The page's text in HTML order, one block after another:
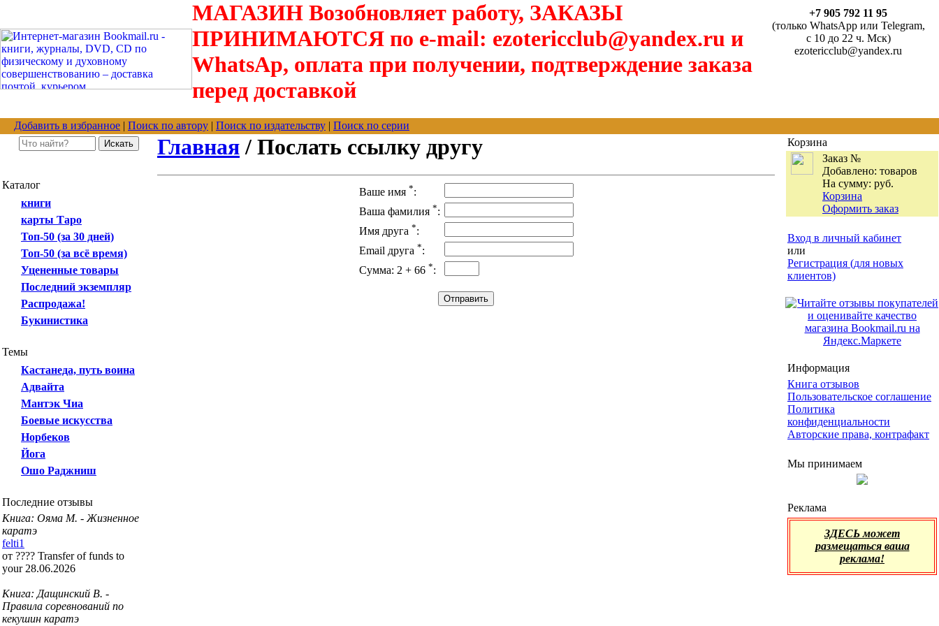
МАГАЗИН Возобновляет работу, ЗАКАЗЫ
ПРИНИМАЮТСЯ по e-mail: ezotericclub@yandex.ru и
WhatsAp, оплата при получении, подтверждение заказа
перед доставкой
+7 905 792 11 95
(только WhatsApp или Telegram,
с 10 до 22 ч. Мск)
ezotericclub@yandex.ru
Добавить в избранное | Поиск по автору | Поиск по издательству | Поиск по серии
Каталог
книги
карты Таро
Топ-50 (за 30 дней)
Топ-50 (за всё время)
Уцененные товары
Последний экземпляр
Распродажа!
Букинистика
Темы
Кастанеда, путь воина
Адвайта
Мантэк Чиа
Боевые искусства
Норбеков
Йога
Ошо Раджниш
Последние отзывы
Книга: Ояма М. - Жизненное
каратэ
felti1
от ???? Transfer of funds to
your 28.06.2026
Книга: Дащинский В. -
Правила соревнований по
кекушин каратэ
Главная / Послать ссылку другу
Ваше имя *:
Ваша фамилия *:
Имя друга *:
Email друга *:
Сумма: 2 + 66 *:
Корзина
Заказ №
Добавлено: товаров
На сумму: руб.
Корзина
Оформить заказ
Вход в личный кабинет
или
Регистрация (для новых
клиентов)
Информация
Книга отзывов
Пользовательское соглашение
Политика
конфиденциальности
Авторские права, контрафакт
Мы принимаем
Реклама
ЗДЕСЬ может
размещаться ваша
реклама!